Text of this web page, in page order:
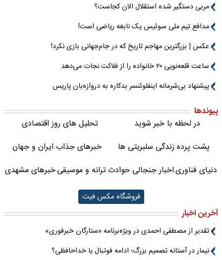
مربی دستگیر شده استقلال الان کجاست؟
مدافع تیم ملی سوئیس یک نابغه ریاضی است!
عکس | بزرگترین مهاجم تاریخ که در جام‌جهانی بازی نکرد!
ساعت قلعه‌نویی ۲۰ خانواده را از فلاکت نجات می‌دهد
پیشنهاد بی‌شرمانه اینفلوئنسر بدکاره به دروازه‌بان پاریس
پیوندها
در لحظه با خبر شوید
تحلیل های روز اقتصادی
پشت پرده زندگی سلبریتی ها
خبرهای جذاب ایران و جهان
دنیای فناوریاخبار جنجالی حوادثترانه و موسیقیخبرهای مشهدی
فروشگاه مکس فیت
آخرین اخبار
تقدیر از مصطفی احمدی در ویژه‌برنامه «ستارگان خبرفوری»
نیمار در آستانه تصمیم بزرگ؛ ادامه فوتبال یا خداحافظی؟